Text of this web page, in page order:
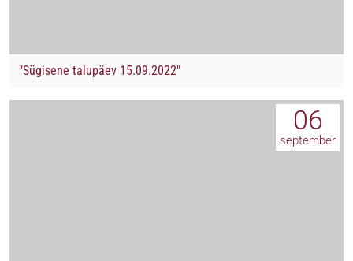
"Sügisene talupäev 15.09.2022"
06
september